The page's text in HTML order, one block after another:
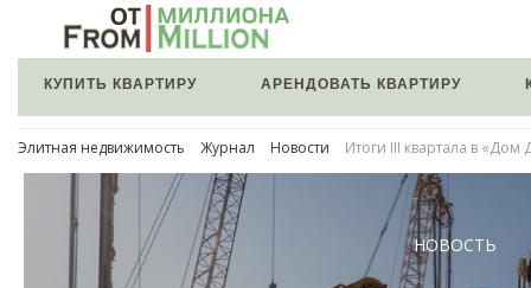
КУПИТЬ КВАРТИРУ АРЕНДОВАТЬ КВАРТИРУ
Элитная недвижимость Журнал Новости Итоги III квартала в «Дом
НОВОСТЬ